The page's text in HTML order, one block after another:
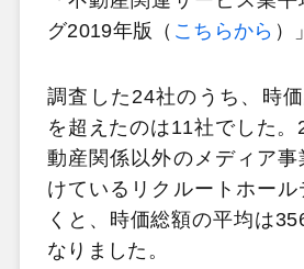
グ2019年版（ こちらから ）」
調査した24社のうち、時
を超えたのは11社でした
動産関係以外のメディア
けているリクルートホー
くと、時価総額の平均は
なりました。